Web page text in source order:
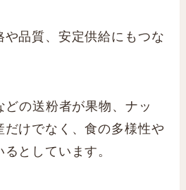
や品質、安定供給にもつな
どの送粉者が果物、ナッ
だけでなく、食の多様性や
としています。